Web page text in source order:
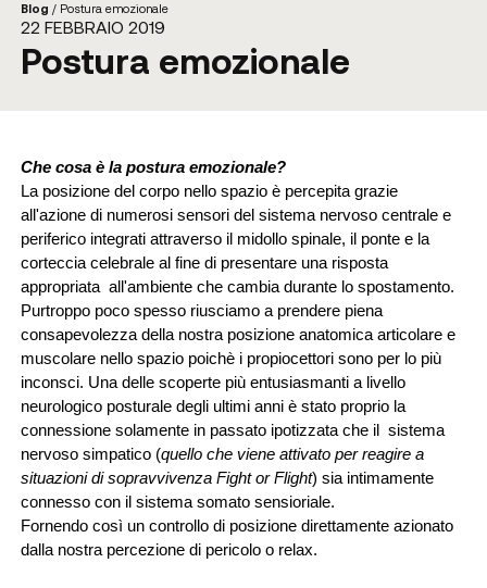
Blog / Postura emozionale
22 FEBBRAIO 2019
Postura emozionale
Che cosa è la postura emozionale?
La posizione del corpo nello spazio è percepita grazie
all'azione di numerosi sensori del sistema nervoso centrale e
periferico integrati attraverso il midollo spinale, il ponte e la
corteccia celebrale al fine di presentare una risposta
appropriata  all'ambiente che cambia durante lo spostamento.
Purtroppo poco spesso riusciamo a prendere piena
consapevolezza della nostra posizione anatomica articolare e
muscolare nello spazio poichè i propiocettori sono per lo più
inconsci. Una delle scoperte più entusiasmanti a livello
neurologico posturale degli ultimi anni è stato proprio la
connessione solamente in passato ipotizzata che il  sistema
nervoso simpatico (quello che viene attivato per reagire a
situazioni di sopravvivenza Fight or Flight) sia intimamente
connesso con il sistema somato sensioriale.
Fornendo così un controllo di posizione direttamente azionato
dalla nostra percezione di pericolo o relax.